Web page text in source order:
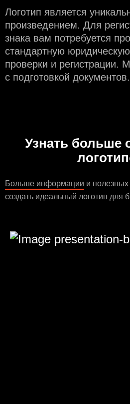
Логотип является
произведением. Для
знака вам потребуется
стандартную
проверки и
с подготовкой документов.
Узнать больше
Больше информации и полезных
создать идеальный логотип для